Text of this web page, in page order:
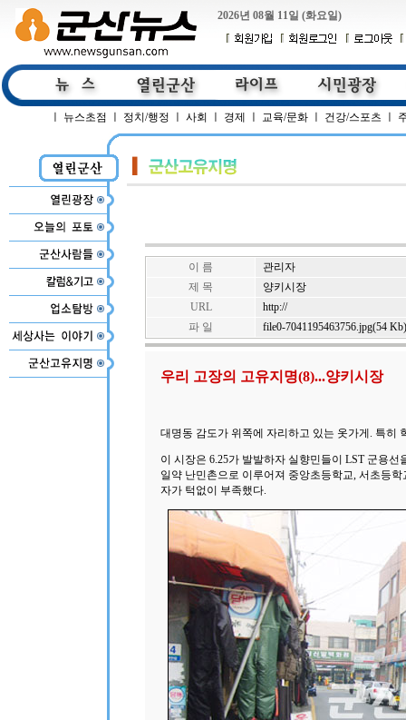
2026년 08월 11일 (화요일)
뉴스초점 정치/행정 사회 경제 교육/문화 건강/스포츠
이 름
관리자
제 목
양키시장
URL
http://
파 일
file0-7041195463756.jpg(54 Kb)
우리 고장의 고유지명(8)...양키시장
대명동 감도가 위쪽에 자리하고 있는 옷가게. 특히
이 시장은 6.25가 발발하자 실향민들이 LST 군용
일약 난민촌으로 이루어져 중앙초등학교, 서초등
자가 턱없이 부족했다.